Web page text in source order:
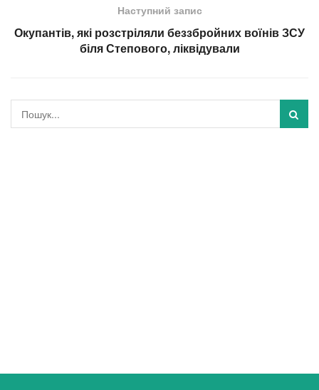
Наступний запис
Окупантів, які розстріляли беззбройних воїнів ЗСУ
біля Степового, ліквідували